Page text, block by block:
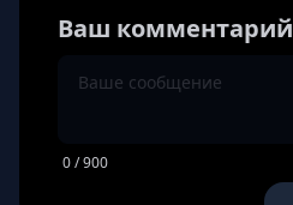
Ваш комментарий
0/ 900